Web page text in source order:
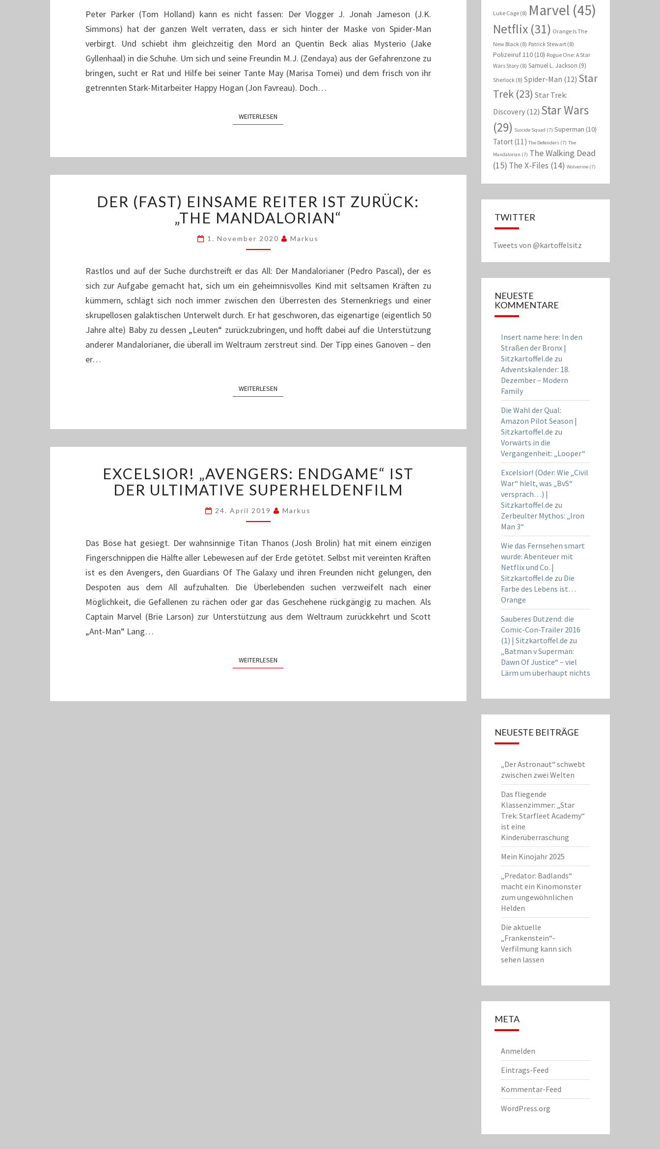
FILM
DES
JAHRES
Peter Parker (Tom Holland) kann es nicht fassen: Der Vlogger J. Jonah Jameson (J.K.
Simmons) hat der ganzen Welt verraten, dass er sich hinter der Maske von Spider-Man
verbirgt. Und schiebt ihm gleichzeitig den Mord an Quentin Beck alias Mysterio (Jake
Gyllenhaal) in die Schuhe. Um sich und seine Freundin M.J. (Zendaya) aus der Gefahrenzone zu
bringen, sucht er Rat und Hilfe bei seiner Tante May (Marisa Tomei) und dem frisch von ihr
getrennten Stark-Mitarbeiter Happy Hogan (Jon Favreau). Doch…
WEITERLESEN
(FAST)
EINSAME
REITER
IST
ZURÜCK:
MANDALORIAN“
DER (FAST) EINSAME REITER IST ZURÜCK:
„THE MANDALORIAN“
1. November 2020 Markus
Rastlos und auf der Suche durchstreift er das All: Der Mandalorianer (Pedro Pascal), der es
sich zur Aufgabe gemacht hat, sich um ein geheimnisvolles Kind mit seltsamen Kräften zu
kümmern, schlägt sich noch immer zwischen den Überresten des Sternenkriegs und einer
skrupellosen galaktischen Unterwelt durch. Er hat geschworen, das eigenartige (eigentlich 50
Jahre alte) Baby zu dessen „Leuten“ zurückzubringen, und hofft dabei auf die Unterstützung
anderer Mandalorianer, die überall im Weltraum zerstreut sind. Der Tipp eines Ganoven – den
er…
WEITERLESEN
„AVENGERS:
ENDGAME“
IST
DER
ULTIMATIVE
EXCELSIOR! „AVENGERS: ENDGAME“ IST
DER ULTIMATIVE SUPERHELDENFILM
24. April 2019 Markus
Das Böse hat gesiegt. Der wahnsinnige Titan Thanos (Josh Brolin) hat mit einem einzigen
Fingerschnippen die Hälfte aller Lebewesen auf der Erde getötet. Selbst mit vereinten Kräften
ist es den Avengers, den Guardians Of The Galaxy und ihren Freunden nicht gelungen, den
Despoten aus dem All aufzuhalten. Die Überlebenden suchen verzweifelt nach einer
Möglichkeit, die Gefallenen zu rächen oder gar das Geschehene rückgängig zu machen. Als
Captain Marvel (Brie Larson) zur Unterstützung aus dem Weltraum zurückkehrt und Scott
„Ant-Man“ Lang…
WEITERLESEN
Luke Cage(8) Marvel (45)
Netflix(31) Orange Is The
New Black(8) Patrick Stewart(8)
Polizeiruf 110(10) Rogue One: A Star
Wars Story(8) Samuel L. Jackson (9)
Sherlock(8) Spider-Man (12) Star
Trek(23) Star Trek:
Discovery(12) Star Wars
(29) Suicide Squad (7) Superman (10)
Tatort (11) The Defenders(7) The
Mandalorian (7) The Walking Dead
(15) The X-Files (14) Wolverine(7)
TWITTER
Tweets von @kartoffelsitz
NEUESTE
KOMMENTARE
Insert name here: In den
Straßen der Bronx |
Sitzkartoffel.de zu
Adventskalender: 18.
Dezember – Modern
Family
Die Wahl der Qual:
Amazon Pilot Season |
Sitzkartoffel.de zu
Vorwärts in die
Vergangenheit: „Looper“
Excelsior! (Oder: Wie „Civil
War“ hielt, was „BvS“
versprach…) |
Sitzkartoffel.de zu
Zerbeulter Mythos: „Iron
Man 3“
Wie das Fernsehen smart
wurde: Abenteuer mit
Netflix und Co. |
Sitzkartoffel.de zu Die
Farbe des Lebens ist…
Orange
Sauberes Dutzend: die
Comic-Con-Trailer 2016
(1) | Sitzkartoffel.de zu
„Batman v Superman:
Dawn Of Justice“ – viel
Lärm um überhaupt nichts
NEUESTE BEITRÄGE
„Der Astronaut“ schwebt
zwischen zwei Welten
Das fliegende
Klassenzimmer: „Star
Trek: Starfleet Academy“
ist eine
Kinderüberraschung
Mein Kinojahr 2025
„Predator: Badlands“
macht ein Kinomonster
zum ungewöhnlichen
Helden
Die aktuelle
„Frankenstein“-
Verfilmung kann sich
sehen lassen
META
Anmelden
Eintrags-Feed
Kommentar-Feed
WordPress.org